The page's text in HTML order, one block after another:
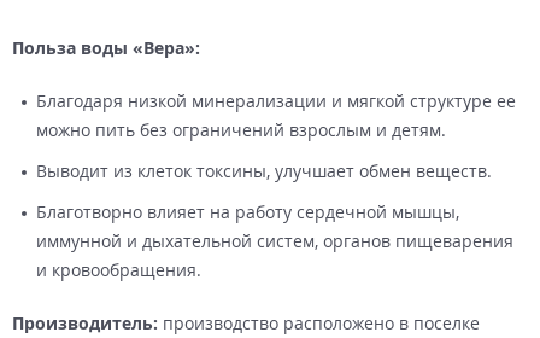
Польза воды «Вера»:
Благодаря низкой минерализации и мягкой структуре ее
можно пить без ограничений взрослым и детям.
Выводит из клеток токсины, улучшает обмен веществ.
Благотворно влияет на работу сердечной мышцы,
иммунной и дыхательной систем, органов пищеварения
и кровообращения.
Производитель: производство расположено в поселке